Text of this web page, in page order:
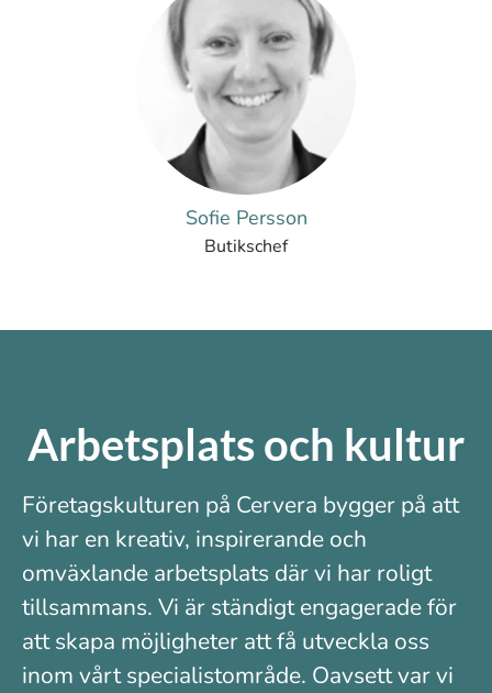
Sofie Persson
Butikschef
Arbetsplats och kultur
Företagskulturen på Cervera bygger på att
vi har en kreativ, inspirerande och
omväxlande arbetsplats där vi har roligt
tillsammans. Vi är ständigt engagerade för
att skapa möjligheter att få utveckla oss
inom vårt specialistområde. Oavsett var vi